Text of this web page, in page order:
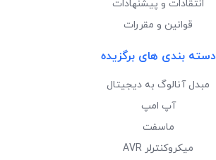
انتقادات و پیشنهادات
قوانین و مقررات
دسته بندی های برگزیده
مبدل آنالوگ به دیجیتال
آپ امپ
ماسفت
میکروکنترلر AVR